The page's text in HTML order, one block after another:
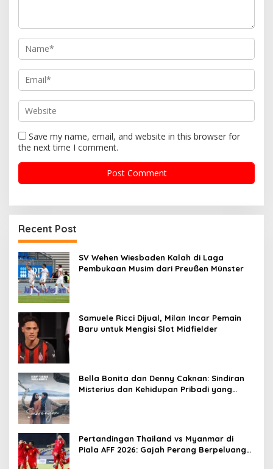
o
n
Save my name, email, and website in this browser for
the next time I comment.
Recent Post
SV Wehen Wiesbaden Kalah di Laga
Pembukaan Musim dari Preußen Münster
Samuele Ricci Dijual, Milan Incar Pemain
Baru untuk Mengisi Slot Midfielder
Bella Bonita dan Denny Caknan: Sindiran
Misterius dan Kehidupan Pribadi yang
Pertandingan Thailand vs Myanmar di
Piala AFF 2026: Gajah Perang Berpeluang